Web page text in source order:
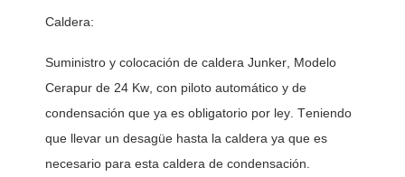
Caldera:
Suministro y colocación de caldera Junker, Modelo
Cerapur de 24 Kw, con piloto automático y de
condensación que ya es obligatorio por ley. Teniendo
que llevar un desagüe hasta la caldera ya que es
necesario para esta caldera de condensación.